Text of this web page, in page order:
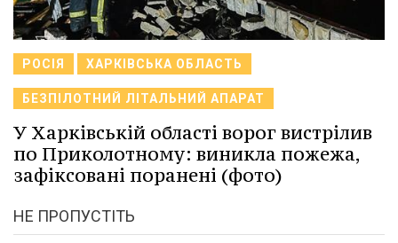
РОСІЯ ХАРКІВСЬКА ОБЛАСТЬ
БЕЗПІЛОТНИЙ ЛІТАЛЬНИЙ АПАРАТ
У Харківській області ворог вистрілив
по Приколотному: виникла пожежа,
зафіксовані поранені (фото)
НЕ ПРОПУСТІТЬ